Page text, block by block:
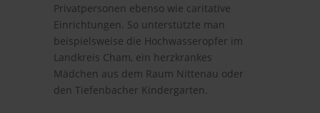
Privatpersonen ebenso wie caritative
Einrichtungen. So unterstützte man
beispielsweise die Hochwasseropfer im
Landkreis Cham, ein herzkrankes
Mädchen aus dem Raum Nittenau oder
den Tiefenbacher Kindergarten.